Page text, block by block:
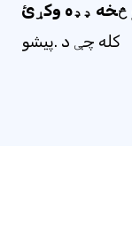
څخه ډډه وکړئ
کله چې د .پیشو